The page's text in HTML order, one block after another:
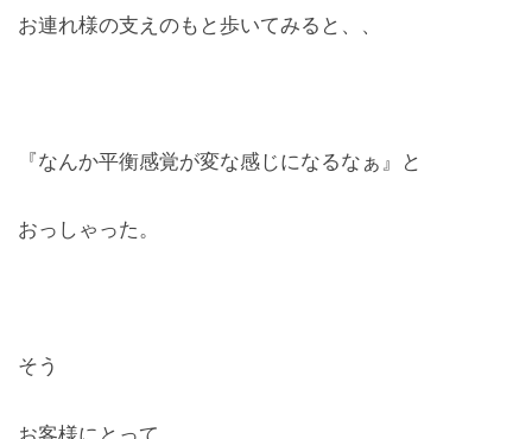
お連れ様の支えのもと歩いてみると、、
『なんか平衡感覚が変な感じになるなぁ』と
おっしゃった。
そう
お客様にとって